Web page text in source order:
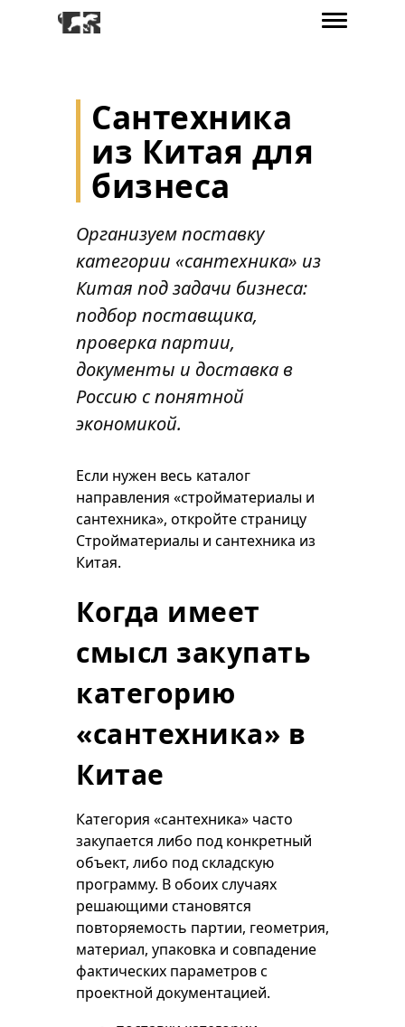
Сантехника
из Китая для
бизнеса
Организуем поставку
категории «сантехника» из
Китая под задачи бизнеса:
подбор поставщика,
проверка партии,
документы и доставка в
Россию с понятной
экономикой.
Если нужен весь каталог
направления «стройматериалы и
сантехника», откройте страницу
Стройматериалы и сантехника из
Китая.
Когда имеет
смысл закупать
категорию
«сантехника» в
Китае
Категория «сантехника» часто
закупается либо под конкретный
объект, либо под складскую
программу. В обоих случаях
решающими становятся
повторяемость партии, геометрия,
материал, упаковка и совпадение
фактических параметров с
проектной документацией.